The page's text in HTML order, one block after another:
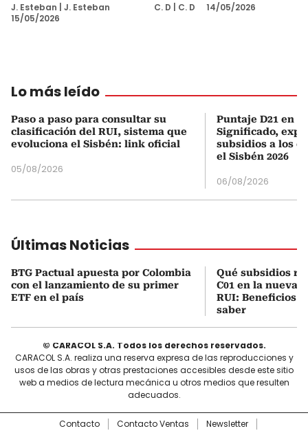
J. Esteban
J. Esteban
15/05/2026
C. D C. D 14/05/2026
Lo más leído
Paso a paso para consultar su
clasificación del RUI, sistema que
evoluciona el Sisbén: link oficial
05/08/2026
Puntaje D21 en
Significado,
subsidios a los
el Sisbén 2026
06/08/2026
Últimas Noticias
BTG Pactual apuesta por Colombia
con el lanzamiento de su primer
ETF en el país
Qué subsidios
C01 en la nueva
RUI: Beneficios
saber
© CARACOL S.A. Todos los derechos reservados.
CARACOL S.A. realiza una reserva expresa de las reproducciones y
usos de las obras y otras prestaciones accesibles desde este sitio
web a medios de lectura mecánica u otros medios que resulten
adecuados.
Contacto Contacto Ventas Newsletter